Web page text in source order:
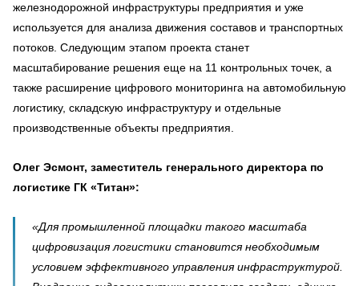
железнодорожной инфраструктуры предприятия и уже
используется для анализа движения составов и транспортных
потоков. Следующим этапом проекта станет
масштабирование решения еще на 11 контрольных точек, а
также расширение цифрового мониторинга на автомобильную
логистику, складскую инфраструктуру и отдельные
производственные объекты предприятия.
Олег Эсмонт, заместитель генерального директора по
логистике ГК «Титан»:
«Для промышленной площадки такого масштаба
цифровизация логистики становится необходимым
условием эффективного управления инфраструктурой.